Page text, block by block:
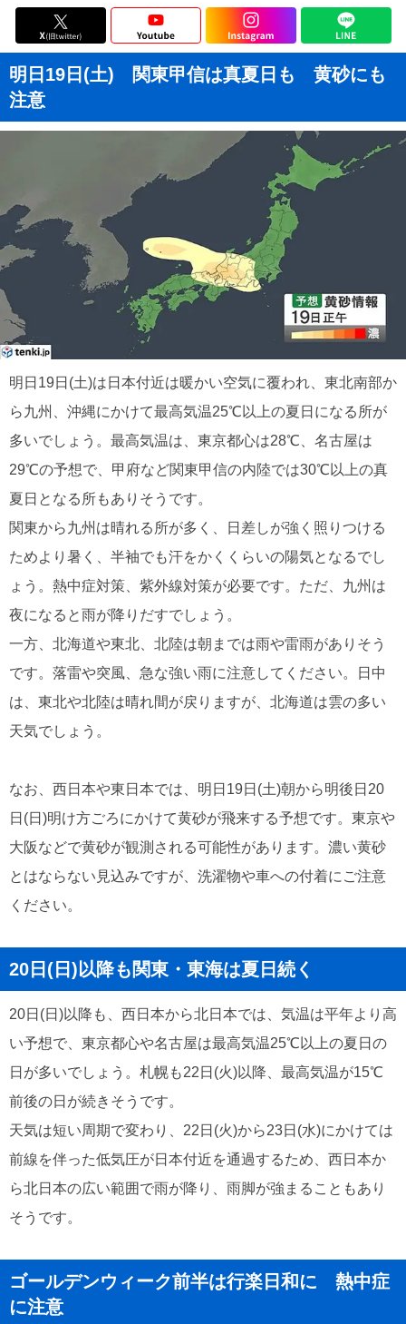
明日19日(土) 関東甲信は真夏日も 黄砂にも
注意
明日19日(土)は日本付近は暖かい空気に覆われ、東北南部か
ら九州、沖縄にかけて最高気温25℃以上の夏日になる所が
多いでしょう。最高気温は、東京都心は28℃、名古屋は
29℃の予想で、甲府など関東甲信の内陸では30℃以上の真
夏日となる所もありそうです。
関東から九州は晴れる所が多く、日差しが強く照りつける
ためより暑く、半袖でも汗をかくくらいの陽気となるでし
ょう。熱中症対策、紫外線対策が必要です。ただ、九州は
夜になると雨が降りだすでしょう。
一方、北海道や東北、北陸は朝までは雨や雷雨がありそう
です。落雷や突風、急な強い雨に注意してください。日中
は、東北や北陸は晴れ間が戻りますが、北海道は雲の多い
天気でしょう。
なお、西日本や東日本では、明日19日(土)朝から明後日20
日(日)明け方ごろにかけて黄砂が飛来する予想です。東京や
大阪などで黄砂が観測される可能性があります。濃い黄砂
とはならない見込みですが、洗濯物や車への付着にご注意
ください。
20日(日)以降も関東・東海は夏日続く
20日(日)以降も、西日本から北日本では、気温は平年より高
い予想で、東京都心や名古屋は最高気温25℃以上の夏日の
日が多いでしょう。札幌も22日(火)以降、最高気温が15℃
前後の日が続きそうです。
天気は短い周期で変わり、22日(火)から23日(水)にかけては
前線を伴った低気圧が日本付近を通過するため、西日本か
ら北日本の広い範囲で雨が降り、雨脚が強まることもあり
そうです。
ゴールデンウィーク前半は行楽日和に 熱中症
に注意